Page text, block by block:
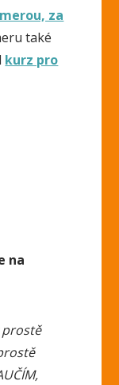
za
také
kurz pro
na
prostě